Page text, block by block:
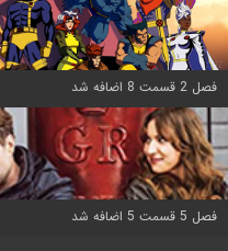
فصل 2 قسمت 8 اضافه شد
فصل 5 قسمت 5 اضافه شد